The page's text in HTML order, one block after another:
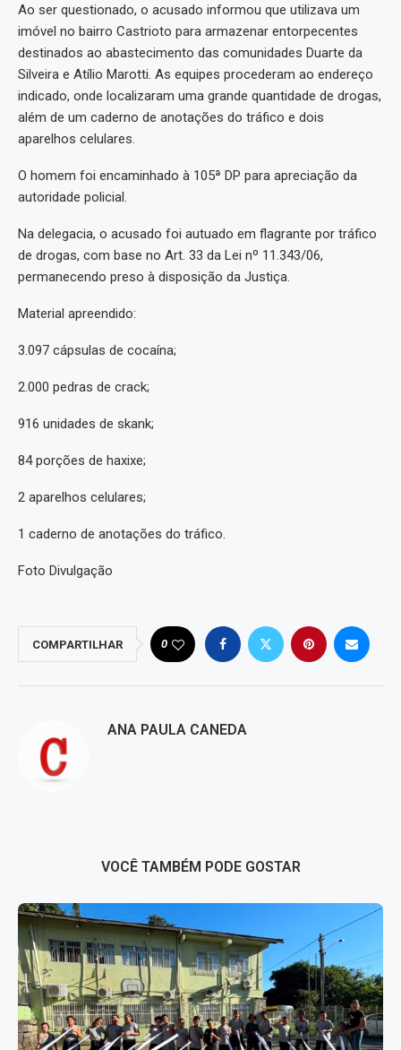
Ao ser questionado, o acusado informou que utilizava um
imóvel no bairro Castrioto para armazenar entorpecentes
destinados ao abastecimento das comunidades Duarte da
Silveira e Atílio Marotti. As equipes procederam ao endereço
indicado, onde localizaram uma grande quantidade de drogas,
além de um caderno de anotações do tráfico e dois
aparelhos celulares.
O homem foi encaminhado à 105ª DP para apreciação da
autoridade policial.
Na delegacia, o acusado foi autuado em flagrante por tráfico
de drogas, com base no Art. 33 da Lei nº 11.343/06,
permanecendo preso à disposição da Justiça.
Material apreendido:
3.097 cápsulas de cocaína;
2.000 pedras de crack;
916 unidades de skank;
84 porções de haxixe;
2 aparelhos celulares;
1 caderno de anotações do tráfico.
Foto Divulgação
COMPARTILHAR 0
ANA PAULA CANEDA
VOCÊ TAMBÉM PODE GOSTAR